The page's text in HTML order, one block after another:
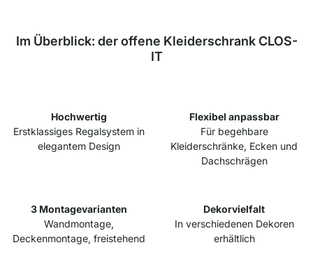
Im Überblick: der offene Kleiderschrank CLOS-
IT
Hochwertig
Erstklassiges Regalsystem in
elegantem Design
Flexibel anpassbar
Für begehbare
Kleiderschränke, Ecken und
Dachschrägen
3 Montagevarianten
Wandmontage,
Deckenmontage, freistehend
Dekorvielfalt
In verschiedenen Dekoren
erhältlich